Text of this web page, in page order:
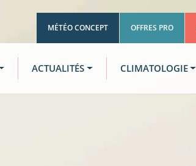
MÉTÉO CONCEPT OFFRES PRO
ACTUALITÉS CLIMATOLOGIE